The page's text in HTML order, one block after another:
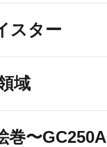
スター
域
巻〜GC250A